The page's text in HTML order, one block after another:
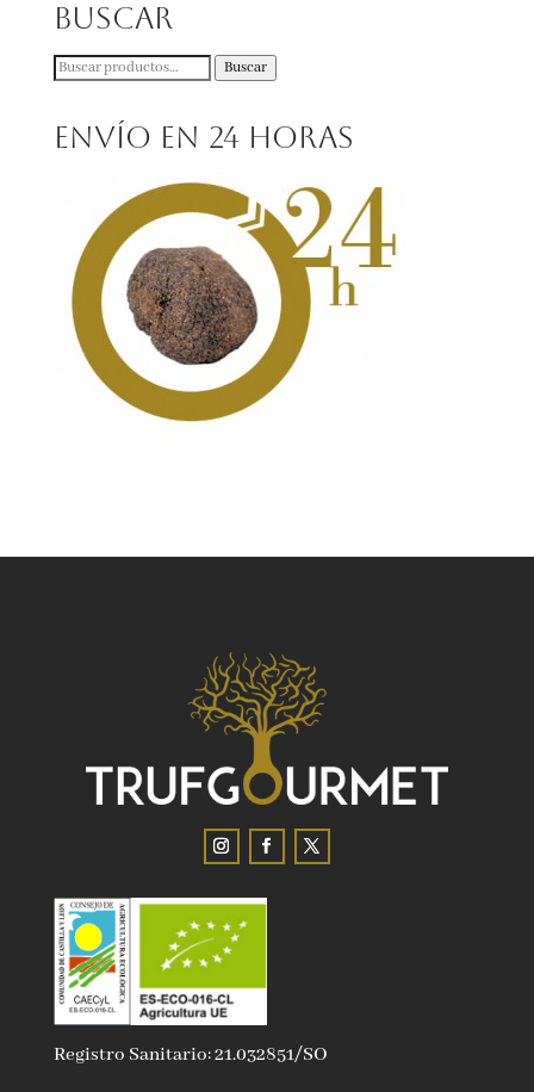
Buscar
Buscar
Buscar
Envío en 24 horas
Registro Sanitario: 21.032851/SO